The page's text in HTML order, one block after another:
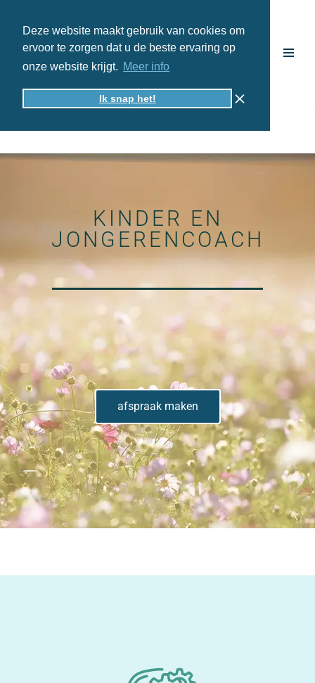
Deze website maakt gebruik van cookies om
ervoor te zorgen dat u de beste ervaring op
onze website krijgt. Meer info
Ik snap het!
Ga
naar
de
inhoud
KINDER EN
JONGERENCOACH
afspraak maken